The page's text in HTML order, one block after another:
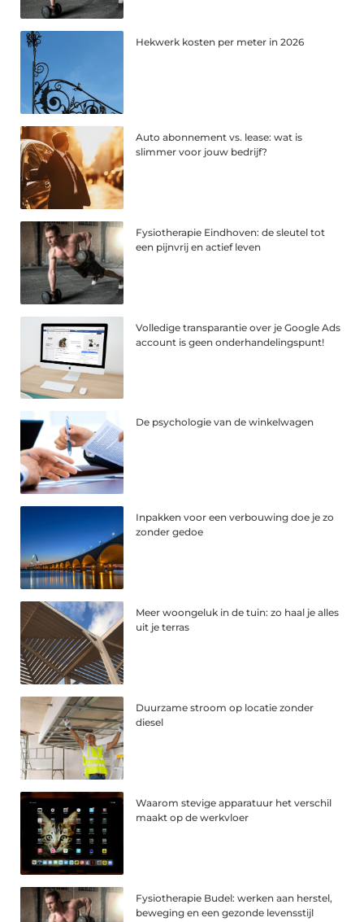
Hekwerk kosten per meter in 2026
Auto abonnement vs. lease: wat is
slimmer voor jouw bedrijf?
Fysiotherapie Eindhoven: de sleutel tot
een pijnvrij en actief leven
Volledige transparantie over je Google Ads
account is geen onderhandelingspunt!
De psychologie van de winkelwagen
Inpakken voor een verbouwing doe je zo
zonder gedoe
Meer woongeluk in de tuin: zo haal je alles
uit je terras
Duurzame stroom op locatie zonder
diesel
Waarom stevige apparatuur het verschil
maakt op de werkvloer
Fysiotherapie Budel: werken aan herstel,
beweging en een gezonde levensstijl